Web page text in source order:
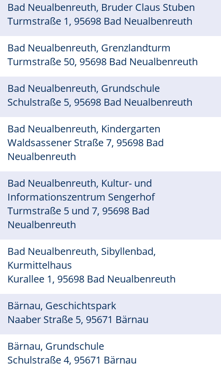
Bad Neualbenreuth, Bruder Claus Stuben
Turmstraße 1, 95698 Bad Neualbenreuth
Bad Neualbenreuth, Grenzlandturm
Turmstraße 50, 95698 Bad Neualbenreuth
Bad Neualbenreuth, Grundschule
Schulstraße 5, 95698 Bad Neualbenreuth
Bad Neualbenreuth, Kindergarten
Waldsassener Straße 7, 95698 Bad
Neualbenreuth
Bad Neualbenreuth, Kultur- und
Informationszentrum Sengerhof
Turmstraße 5 und 7, 95698 Bad
Neualbenreuth
Bad Neualbenreuth, Sibyllenbad,
Kurmittelhaus
Kurallee 1, 95698 Bad Neualbenreuth
Bärnau, Geschichtspark
Naaber Straße 5, 95671 Bärnau
Bärnau, Grundschule
Schulstraße 4, 95671 Bärnau